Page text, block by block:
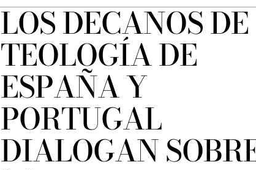
LOS DECANOS DE
TEOLOGÍA DE
ESPAÑA Y
PORTUGAL
DIALOGAN